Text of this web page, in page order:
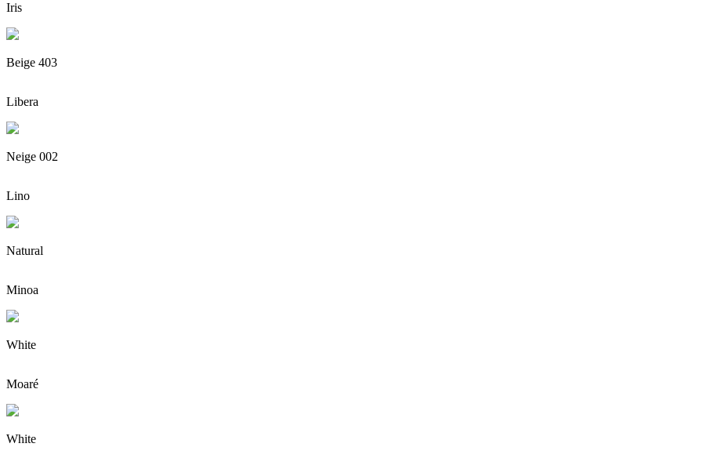
Iris
Beige 403
Libera
Neige 002
Lino
Natural
Minoa
White
Moaré
White